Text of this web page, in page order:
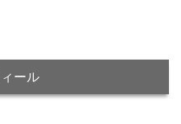
ール